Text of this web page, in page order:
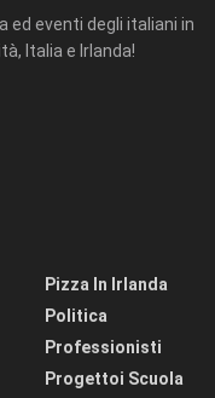
ed eventi degli italiani in
Italia e Irlanda!
Pizza In Irlanda
Politica
Professionisti
Progettoi Scuola